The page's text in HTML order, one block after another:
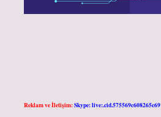
Reklam ve İletişim:Skype: live:.cid.575569c608265c69